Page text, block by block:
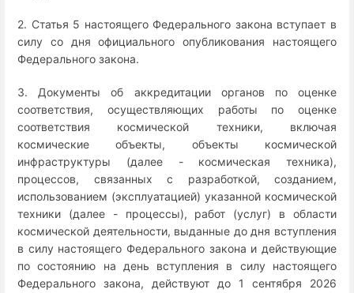
2. Статья 5 настоящего Федерального закона вступает в
силу со дня официального опубликования настоящего
Федерального закона.
3. Документы об аккредитации органов по оценке
соответствия, осуществляющих работы по оценке
соответствия космической техники, включая
космические объекты, объекты космической
инфраструктуры (далее - космическая техника),
процессов, связанных с разработкой, созданием,
использованием (эксплуатацией) указанной космической
техники (далее - процессы), работ (услуг) в области
космической деятельности, выданные до дня вступления
в силу настоящего Федерального закона и действующие
по состоянию на день вступления в силу настоящего
Федерального закона, действуют до 1 сентября 2026